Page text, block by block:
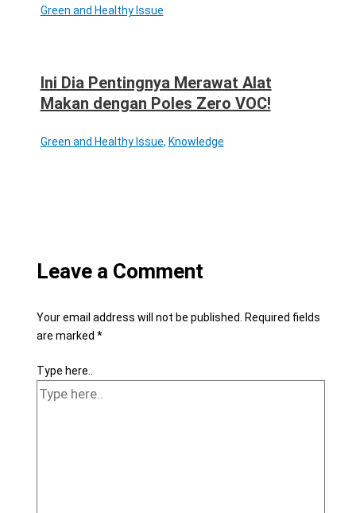
Green and Healthy Issue
Ini Dia Pentingnya Merawat Alat
Makan dengan Poles Zero VOC!
Green and Healthy Issue, Knowledge
Leave a Comment
Your email address will not be published.
Required fields
are marked *
Type here..